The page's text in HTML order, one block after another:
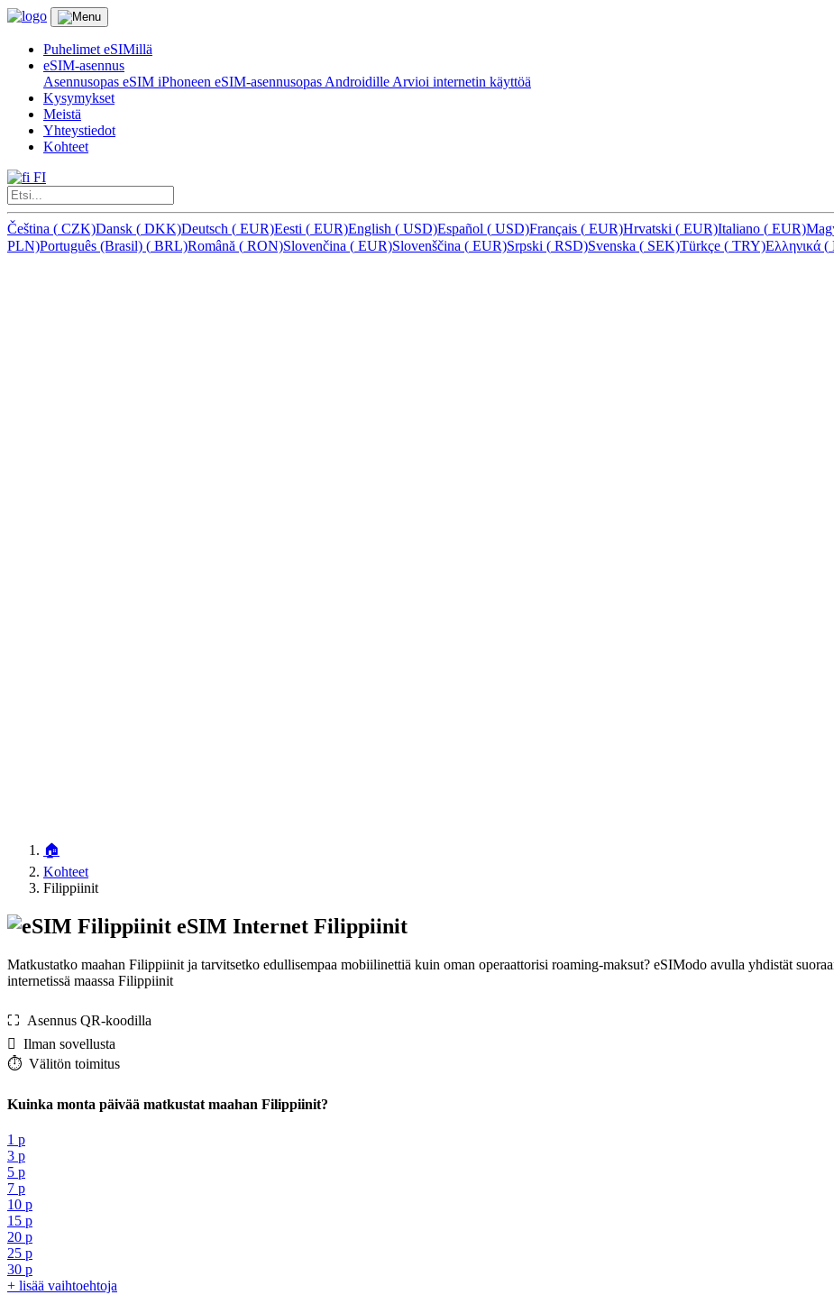
Puhelimet eSIMillä
eSIM-asennus
Asennusopas eSIM iPhoneen eSIM-asennusopas Androidille Arvioi internetin käyttöä
Kysymykset
Meistä
Yhteystiedot
Kohteet
FI
Čeština ( CZK)Dansk ( DKK)Deutsch ( EUR)Eesti ( EUR)English ( USD)Español ( USD)Français ( EUR)Hrvatski ( EUR)Italiano ( EUR)
PLN)Português (Brasil) ( BRL)Română ( RON)Slovenčina ( EUR)Slovenščina ( EUR)Srpski ( RSD)Svenska ( SEK)Türkçe ( TRY)Ελληνικά (
🏠
Kohteet
Filippiinit
eSIM Internet Filippiinit
Matkustatko maahan Filippiinit ja tarvitsetko edullisempaa mobiilinettiä kuin oman operaattorisi roaming-maksut? eSIModo avulla yhdistät
internetissä maassa Filippiinit
⛶️️ Asennus QR-koodilla
️ Ilman sovellusta
⏱️️ Välitön toimitus
Kuinka monta päivää matkustat maahan Filippiinit?
1 p
3 p
5 p
7 p
10 p
15 p
20 p
25 p
30 p
+ lisää vaihtoehtoja